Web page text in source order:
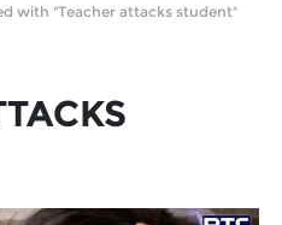
with "Teacher attacks student"